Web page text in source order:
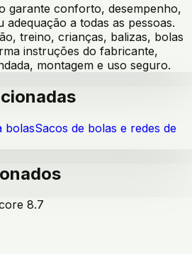
garante conforto, desempenho,
adequação a todas as pessoas.
treino, crianças, balizas, bolas
instruções do fabricante,
montagem e uso seguro.
bolasSacos de bolas e redes de
8.7